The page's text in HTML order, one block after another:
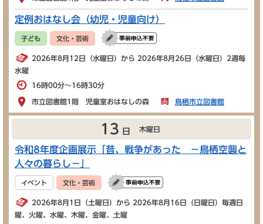
定例おはなし会（幼児・児童向け）
子ども 文化・芸術
2026年8月12日（水曜日）から 2026年8月26日（水曜日）2週毎
水曜
16時00分～16時30分
市立図書館1階 児童室おはなしの森 鳥栖市立図書館
13 日 木曜日
令和8年度企画展示「昔、戦争があった －鳥栖空襲と
人々の暮らし－」
イベント 文化・芸術
2026年8月1日（土曜日）から 2026年8月16日（日曜日）毎週日
曜、火曜、水曜、木曜、金曜、土曜